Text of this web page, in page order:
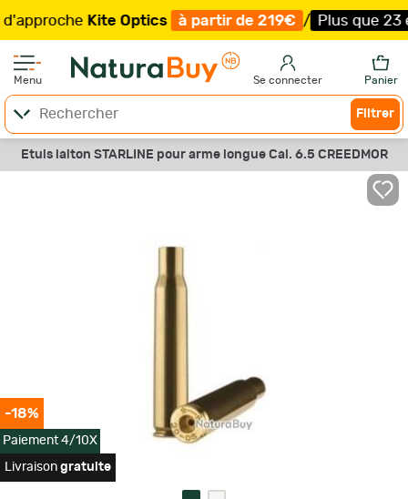
Kite Optics à partir de 219€ / Plus que 23
Menu Se connecter Panier
Filtrer
Etuis laiton STARLINE pour arme longue Cal. 6.5 CREEDMOR
-18%
Paiement 4/10X
Livraison gratuite